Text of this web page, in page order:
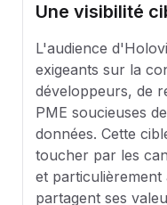
Une visibilité
L'audience
exigeants sur la
développeurs, de
PME soucieuses
données. Cette
toucher par les
et particulièrement
partagent ses